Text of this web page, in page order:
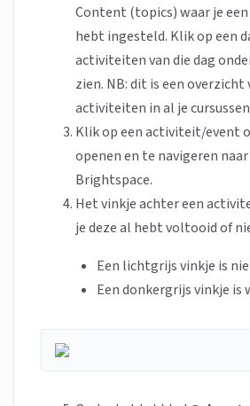
Content (topics) waar je
hebt ingesteld. Klik op een
activiteiten van die dag
zien. NB: dit is een overzicht
activiteiten in al je
Klik op een activiteit/event
openen en te navigeren
Brightspace.
Het vinkje achter een
je deze al hebt voltooid of
Een lichtgrijs vinkje is
Een donkergrijs vinkje is